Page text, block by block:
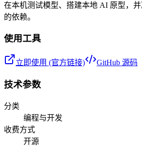
在本机测试模型、搭建本地 AI 原型，
的依赖。
使用工具
立即使用 (官方链接) GitHub 源码
技术参数
分类
编程与开发
收费方式
开源